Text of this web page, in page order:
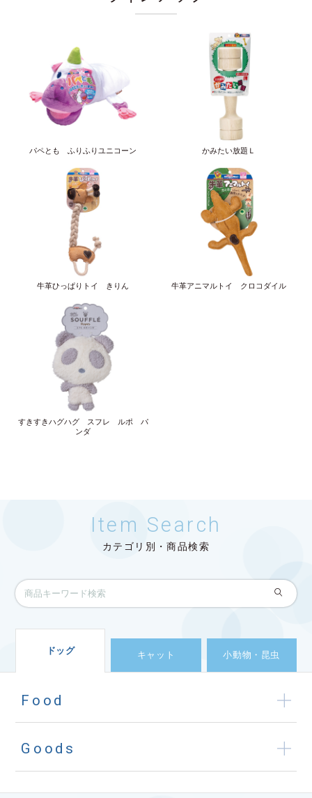
パペとも ふりふりユニコーン かみたい放題Ｌ
牛革ひっぱりトイ きりん 牛革アニマルトイ クロコダイル
すきすきハグハグ スフレ ルポ パ
ンダ
Item Search
カテゴリ別・商品検索
ドッグ キャット 小動物・昆虫
Food
Goods